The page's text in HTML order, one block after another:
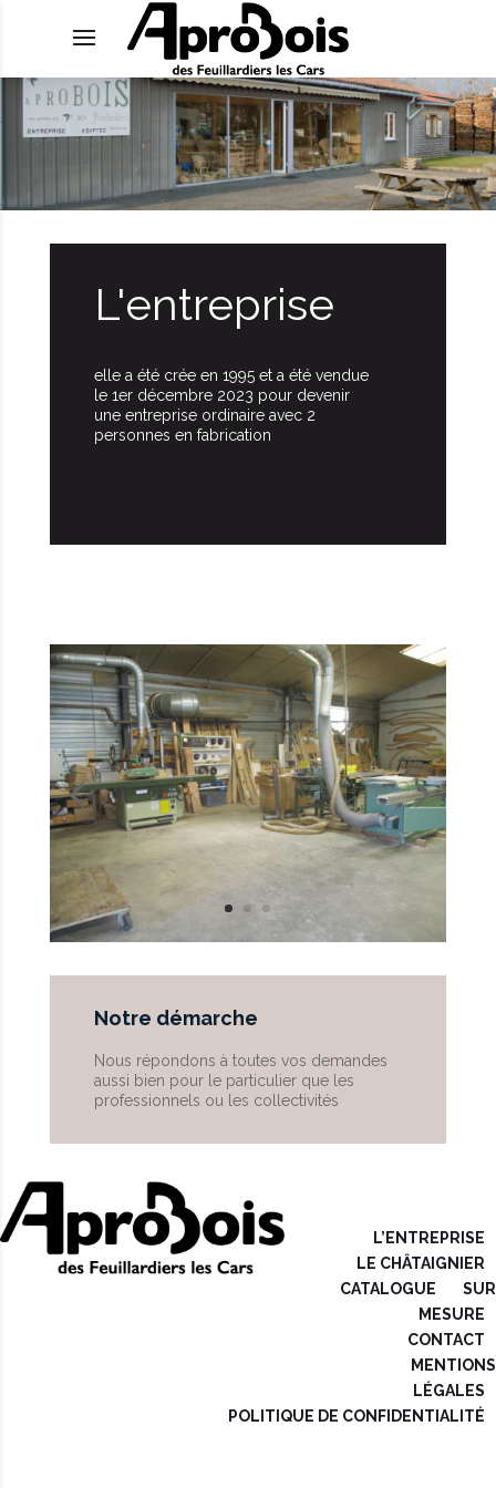
L'entreprise
elle a été crée en 1995 et a été vendue
le 1er décembre 2023 pour devenir
une entreprise ordinaire avec 2
personnes en fabrication
Notre démarche
Nous répondons à toutes vos demandes
aussi bien pour le particulier que les
professionnels ou les collectivités
L’ENTREPRISE
LE CHÂTAIGNIER
CATALOGUE
SUR
MESURE
CONTACT
MENTIONS
LÉGALES
POLITIQUE DE CONFIDENTIALITÉ